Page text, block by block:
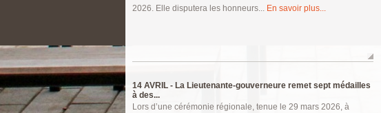
2026. Elle disputera les honneurs... En savoir plus...
14 AVRIL - La Lieutenante-gouverneure remet sept médailles
à des...
Lors d’une cérémonie régionale, tenue le 29 mars 2026, à